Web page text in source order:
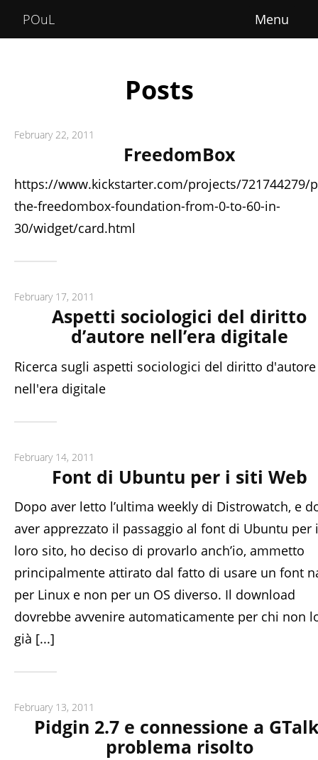
POuL
Home
Posts
Posts
February 22, 2011
FreedomBox
https://www.kickstarter.com/projects/721744279/
the-freedombox-foundation-from-0-to-60-in-
30/widget/card.html
February 17, 2011
Aspetti sociologici del diritto
d’autore nell’era digitale
Ricerca sugli aspetti sociologici del diritto d'autore
nell'era digitale
February 14, 2011
Font di Ubuntu per i siti Web
Dopo aver letto l’ultima weekly di Distrowatch, e
aver apprezzato il passaggio al font di Ubuntu per
loro sito, ho deciso di provarlo anch’io, ammetto
principalmente attirato dal fatto di usare un font
per Linux e non per un OS diverso. Il download
dovrebbe avvenire automaticamente per chi non
già [...]
February 13, 2011
Pidgin 2.7 e connessione a
problema risolto